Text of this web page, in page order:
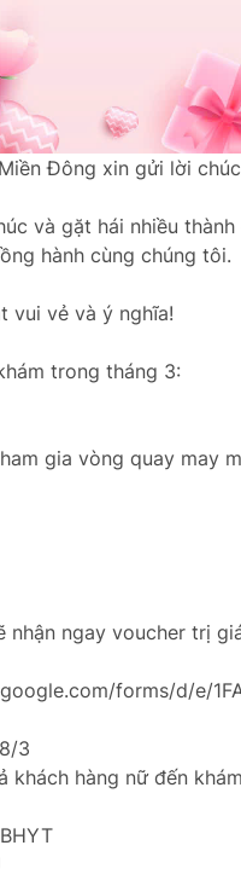
Đông xin gửi lời
và gặt hái nhiều
hành cùng chúng tôi.
vui vẻ và ý nghĩa!
trong tháng 3:
gia vòng quay may
ngay voucher trị
forms/d/e/
3
khách hàng nữ đến